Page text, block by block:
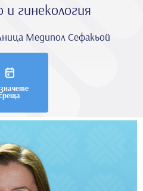
гинекология
Медипол Сефакьой